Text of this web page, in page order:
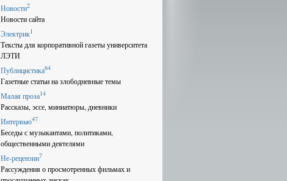
Новости2
Новости сайта
Электрик1
Тексты для корпоративной газеты университета
ЛЭТИ
Публицистика64
Газетные статьи на злободневные темы
Малая проза14
Рассказы, эссе, миниатюры, дневники
Интервью47
Беседы с музыкантами, политиками,
общественными деятелями
Не-рецензии7
Рассуждения о просмотренных фильмах и